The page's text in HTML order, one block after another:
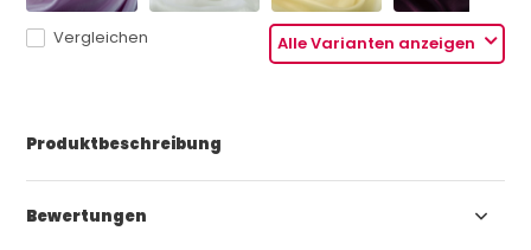
Alle Varianten anzeigen
Vergleichen
Produktbeschreibung
Bewertungen